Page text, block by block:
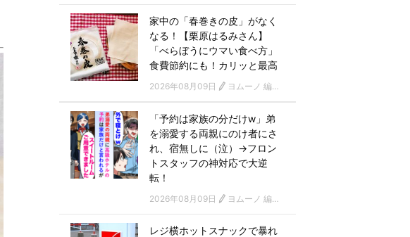
家中の「春巻きの皮」がなく
なる！【栗原はるみさん】
「べらぼうにウマい食べ方」
食費節約にも！カリッと最高
2026年08月09日 ヨムーノ 編集部
「予約は家族の分だけw」弟
を溺愛する両親にのけ者にさ
れ、宿無しに（泣）→フロン
トスタッフの神対応で大逆
転！
2026年08月09日 ヨムーノ 編集部
レジ横ホットスナックで暴れ